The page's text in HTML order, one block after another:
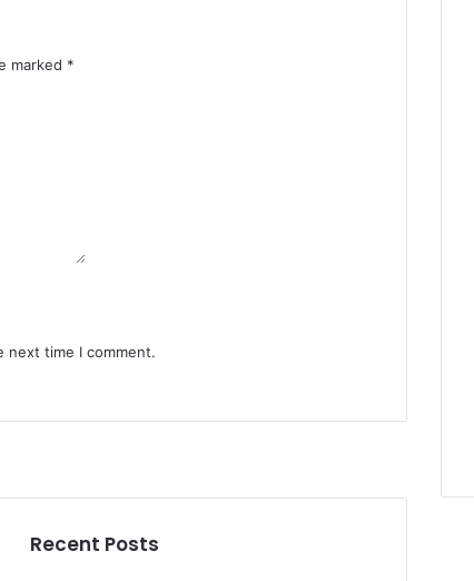
marked *
next time I comment.
Recent Posts